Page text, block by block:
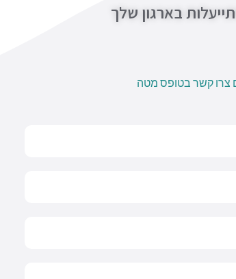
בארגון שלך
צרו קשר בטופס מטה